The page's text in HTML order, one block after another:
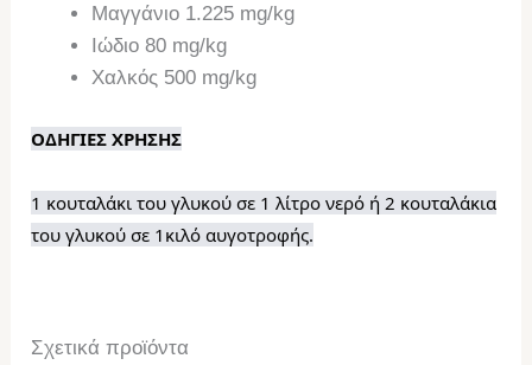
Μαγγάνιο 1.225 mg/kg
Ιώδιο 80 mg/kg
Χαλκός 500 mg/kg
ΟΔΗΓΙΕΣ ΧΡΗΣΗΣ
1 κουταλάκι του γλυκού σε 1 λίτρο νερό ή 2 κουταλάκια
του γλυκού σε 1κιλό αυγοτροφής.
Σχετικά προϊόντα